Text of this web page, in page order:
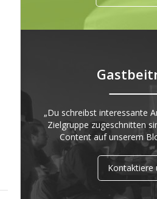
„Du schreibst interessante
Zielgruppe zugeschnitten
Content auf unserem
Kontaktiere